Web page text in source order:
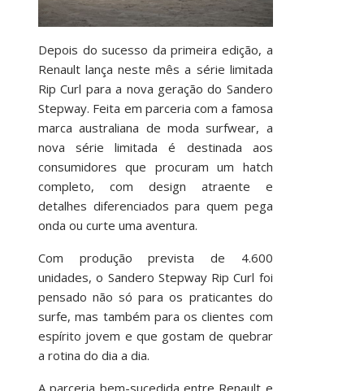
Depois do sucesso da primeira edição, a
Renault lança neste mês a série limitada
Rip Curl para a nova geração do Sandero
Stepway. Feita em parceria com a famosa
marca australiana de moda surfwear, a
nova série limitada é destinada aos
consumidores que procuram um hatch
completo, com design atraente e
detalhes diferenciados para quem pega
onda ou curte uma aventura.
Com produção prevista de 4.600
unidades, o Sandero Stepway Rip Curl foi
pensado não só para os praticantes do
surfe, mas também para os clientes com
espírito jovem e que gostam de quebrar
a rotina do dia a dia.
A parceria bem-sucedida entre Renault e